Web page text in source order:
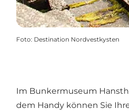
Foto: Destination Nordvestkysten
Im Bunkermuseum
dem Handy können Sie